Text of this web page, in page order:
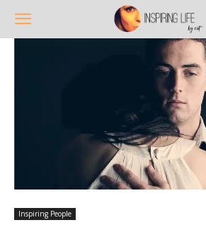
Inspiring People